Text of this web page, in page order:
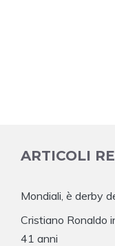
ARTICOLI
Mondiali, è derby
Cristiano Ronaldo
41 anni